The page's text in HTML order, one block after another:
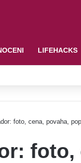
LIFEHACKS
foto, cena, povaha,
foto,